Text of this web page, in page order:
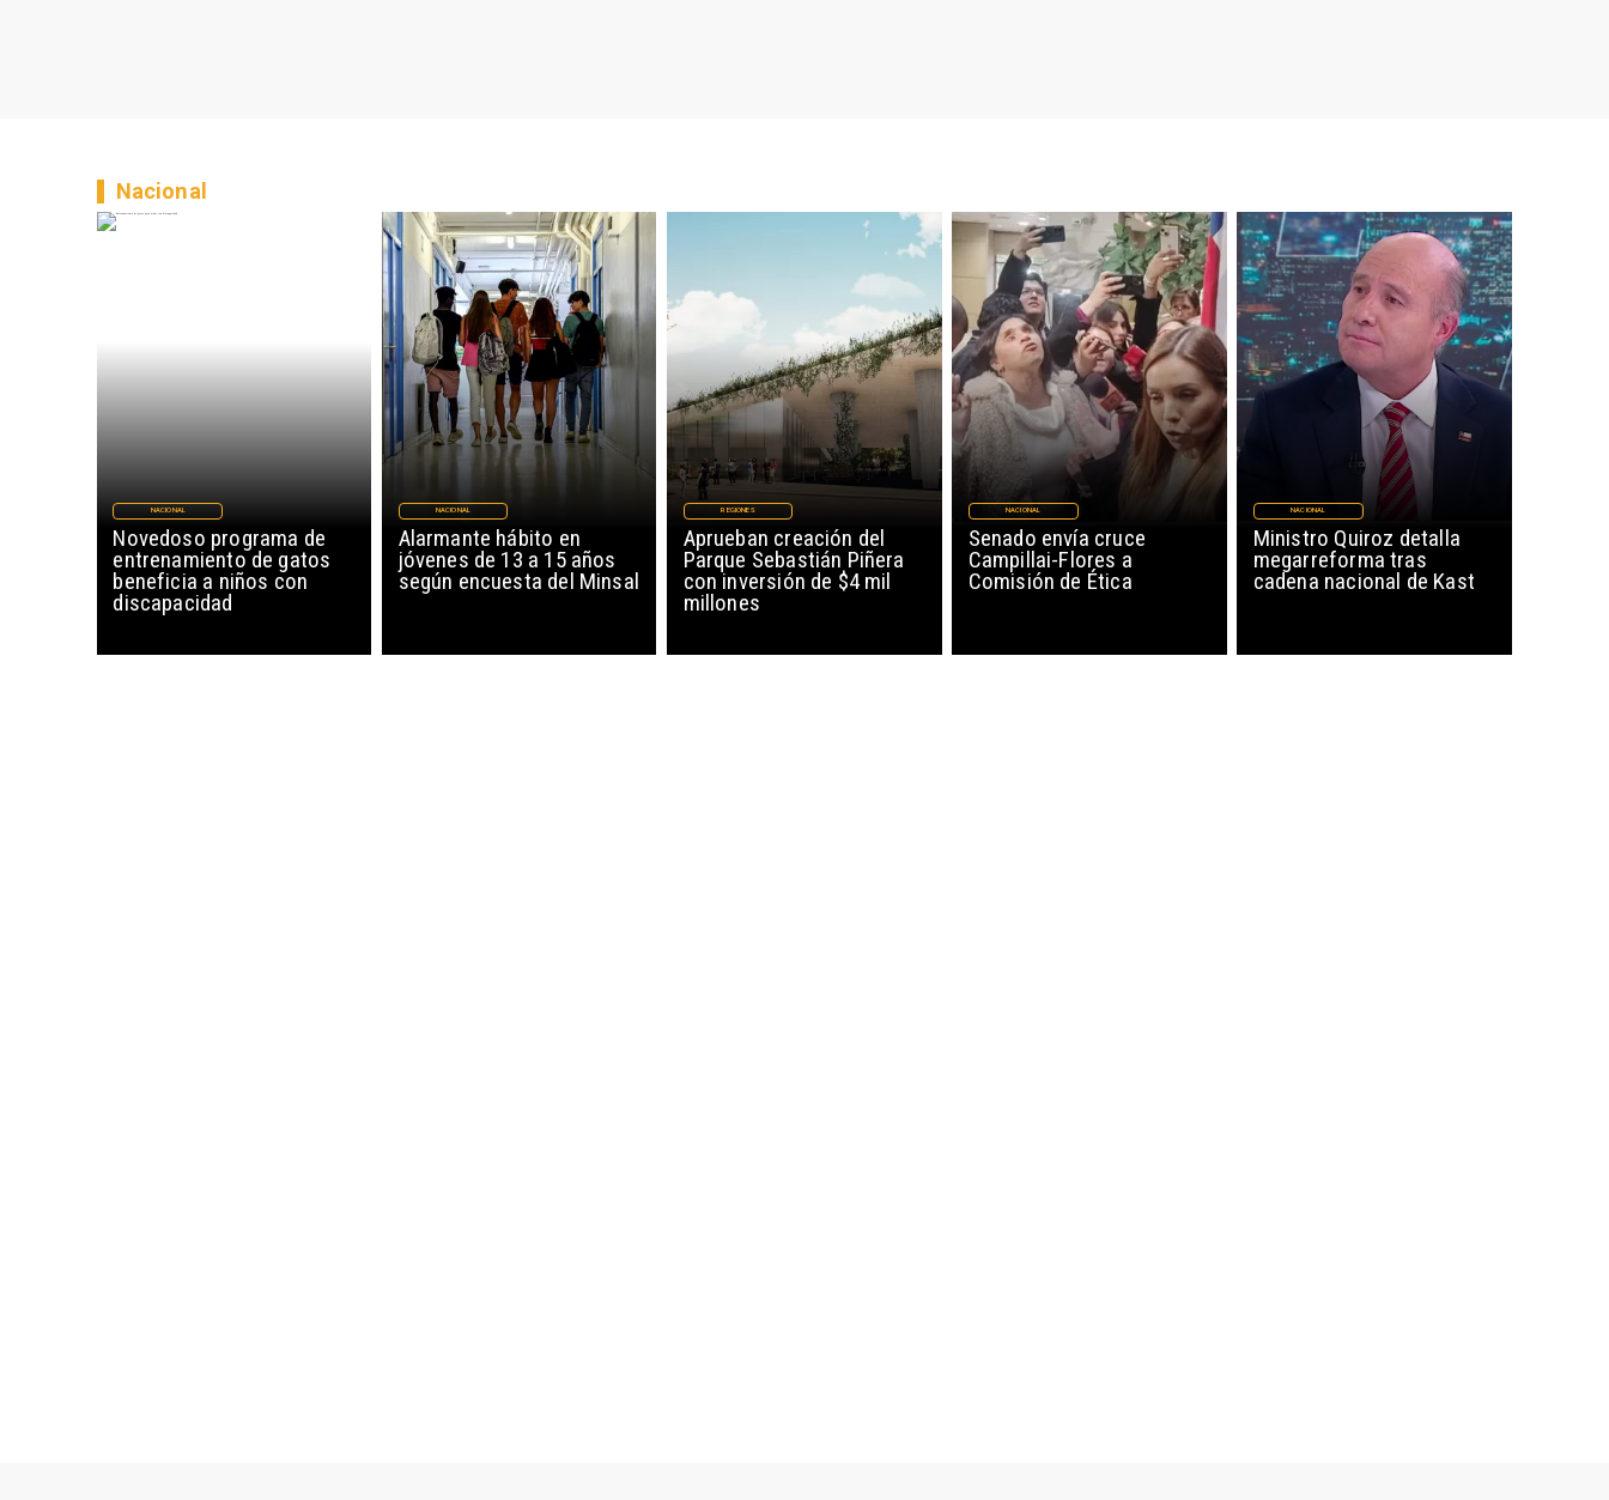
Novedoso programa de
entrenamiento de gatos
beneficia a niños con
discapacidad
NACIONAL
Alarmante hábito en
jóvenes de 13 a 15 años
según encuesta del Minsal
NACIONAL
Aprueban creación del
Parque Sebastián Piñera
con inversión de $4 mil
millones
REGIONES
Senado envía cruce
Campillai-Flores a
Comisión de Ética
NACIONAL
Ministro Quiroz detalla
megarreforma tras
cadena nacional de Kast
NACIONAL
Nacional